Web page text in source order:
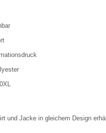
und Jacke in gleichem Design